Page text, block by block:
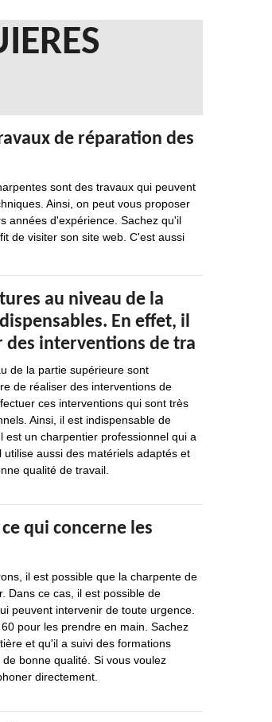
de réparation des
sont des travaux qui peuvent
Ainsi, on peut vous proposer
années d'expérience. Sachez qu'il
de visiter son site web. C'est aussi
au niveau de la
En effet, il
des interventions de tra
de la partie supérieure sont
de réaliser des interventions de
ces interventions qui sont très
Ainsi, il est indispensable de
est un charpentier professionnel qui a
aussi des matériels adaptés et
qualité de travail.
qui concerne les
il est possible que la charpente de
Dans ce cas, il est possible de
peuvent intervenir de toute urgence.
pour les prendre en main. Sachez
et qu'il a suivi des formations
bonne qualité. Si vous voulez
directement.